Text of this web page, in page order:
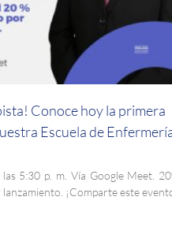
Conoce hoy la primera
Escuela de
5:30 p. m. Vía Google Meet.
¡Comparte este